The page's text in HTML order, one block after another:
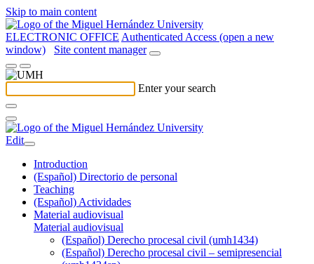
Skip to main content
ELECTRONIC OFFICE Authenticated Access (open a new
window)
Site content manager
Enter your search
Edit
Introduction
(Español) Directorio de personal
Teaching
(Español) Actividades
Material audiovisual
Material audiovisual
(Español) Derecho procesal civil (umh1434)
(Español) Derecho procesal civil – semipresencial